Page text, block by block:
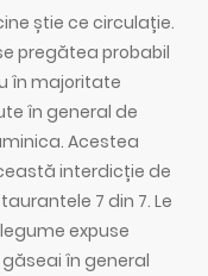
știe ce circulație.
pregătea probabil
în majoritate
în general de
Acestea
interdicție de
7 din 7. Le
expuse
în general